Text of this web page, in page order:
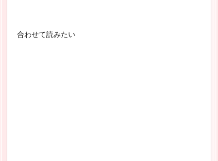
合わせて読みたい